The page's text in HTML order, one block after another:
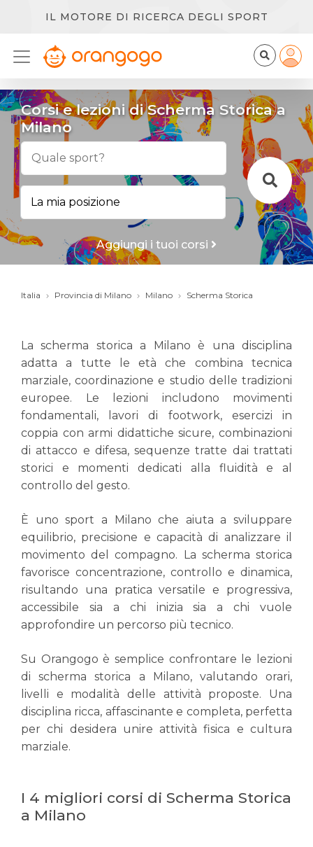
IL MOTORE DI RICERCA DEGLI SPORT
Corsi e lezioni di Scherma Storica a
Milano
Aggiungi i tuoi corsi
Italia Provincia di Milano Milano Scherma Storica
La scherma storica a Milano è una disciplina
adatta a tutte le età che combina tecnica
marziale, coordinazione e studio delle tradizioni
europee. Le lezioni includono movimenti
fondamentali, lavori di footwork, esercizi in
coppia con armi didattiche sicure, combinazioni
di attacco e difesa, sequenze tratte dai trattati
storici e momenti dedicati alla fluidità e al
controllo del gesto.
È uno sport a Milano che aiuta a sviluppare
equilibrio, precisione e capacità di analizzare il
movimento del compagno. La scherma storica
favorisce concentrazione, controllo e dinamica,
risultando una pratica versatile e progressiva,
accessibile sia a chi inizia sia a chi vuole
approfondire un percorso più tecnico.
Su Orangogo è semplice confrontare le lezioni
di scherma storica a Milano, valutando orari,
livelli e modalità delle attività proposte. Una
disciplina ricca, affascinante e completa, perfetta
per chi desidera unire attività fisica e cultura
marziale.
I 4 migliori corsi di Scherma Storica
a Milano